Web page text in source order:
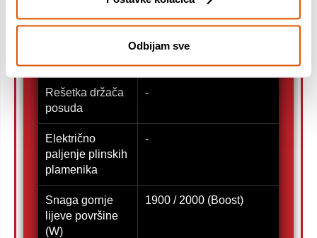
Odbijam sve
Sigurnosni sklop
plina
-
Rešetka držača
posuda
-
Električno
paljenje plinskih
plamenika
-
Snaga gornje
lijeve površine
(W)
1900 / 2000 (Boost)